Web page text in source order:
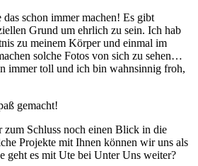
schon immer machen! Es gibt
Grund um ehrlich zu sein. Ich hab
zu meinem Körper und einmal im
solche Fotos von sich zu sehen…
immer toll und ich bin wahnsinnig froh,
gemacht!
Schluss noch einen Blick in die
Projekte mit Ihnen können wir uns als
geht es mit Ute bei Unter Uns weiter?